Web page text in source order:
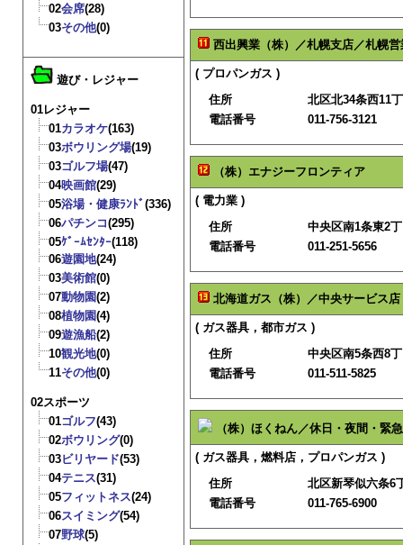
02会席(28)
03その他(0)
遊び・レジャー
01レジャー
01カラオケ(163)
03ボウリング場(19)
03ゴルフ場(47)
04映画館(29)
05浴場・健康ﾗﾝﾄﾞ(336)
06パチンコ(295)
05ｹﾞｰﾑｾﾝﾀｰ(118)
06遊園地(24)
03美術館(0)
07動物園(2)
08植物園(4)
09遊漁船(2)
10観光地(0)
11その他(0)
02スポーツ
01ゴルフ(43)
02ボウリング(0)
03ビリヤード(53)
04テニス(31)
05フィットネス(24)
06スイミング(54)
07野球(5)
西出興業（株）／札幌支店／札幌
( プロパンガス )
住所
北区北34条西11
電話番号
011-756-3121
（株）エナジーフロンティア
( 電力業 )
住所
中央区南1条東2
電話番号
011-251-5656
北海道ガス（株）／中央サービス店
( ガス器具，都市ガス )
住所
中央区南5条西8
電話番号
011-511-5825
（株）ほくねん／休日・夜間・緊
( ガス器具，燃料店，プロパンガス )
住所
北区新琴似六条6
電話番号
011-765-6900